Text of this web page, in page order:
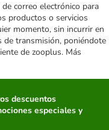
correo electrónico para
productos o servicios
momento, sin incurrir en
de transmisión, poniéndote
de zooplus. Más
descuentos
especiales y